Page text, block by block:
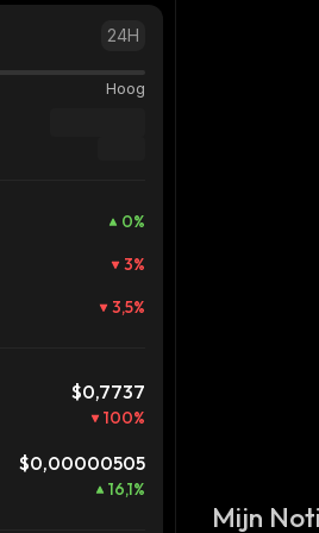
24H
Hoog
0%
3%
3,5%
$0,7737
100%
$0,00000505
16,1%
Mijn